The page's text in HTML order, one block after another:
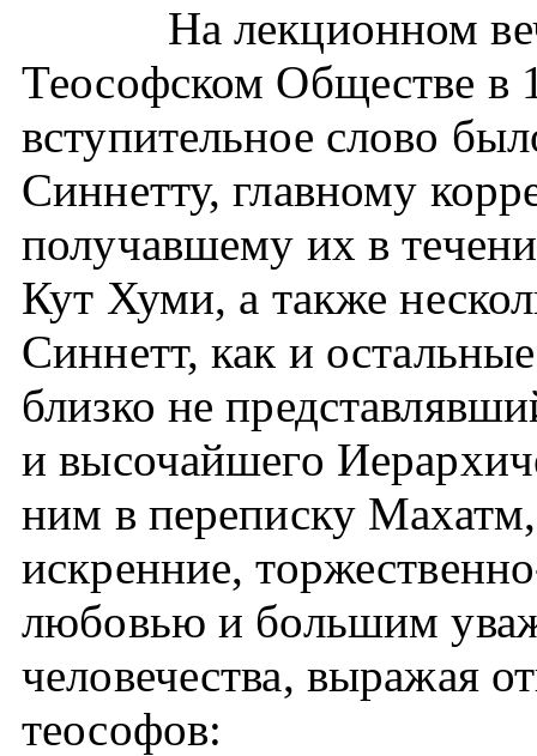
На лекционном
Теософском Обществе в
вступительное слово
Синнетту, главному
получавшему их в
Кут Хуми, а также
Синнетт, как и
близко не
и высочайшего
ним в переписку
искренние,
любовью и большим
человечества, выражая
теософов: